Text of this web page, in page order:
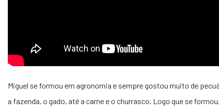
Miguel se formou em agronomia e sempre gostou muito de
a fazenda, o gado, até a carne e o churrasco. Logo que se